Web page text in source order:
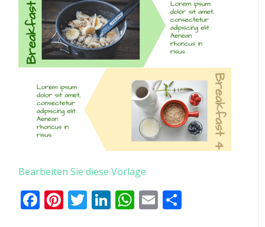
Bearbeiten Sie diese Vorlage
Facebook
Pinterest
Twitter
LinkedIn
WhatsApp
Email